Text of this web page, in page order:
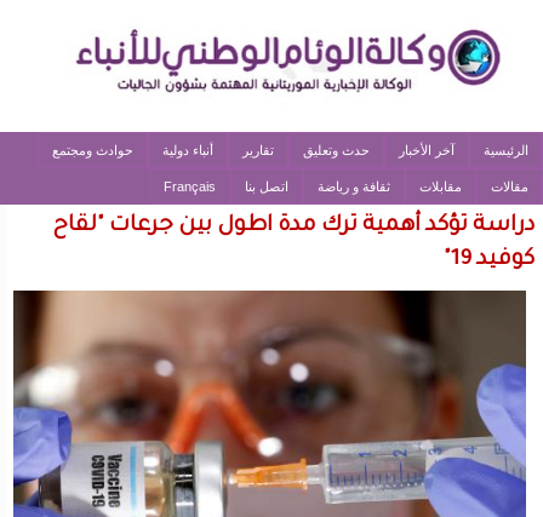
الرئيسية آخر الأخبار حدث وتعليق تقارير أنباء دولية حوادث ومجتمع
مقالات مقابلات ثقافة و رياضة اتصل بنا Français
دراسة تؤكد أهمية ترك مدة اطول بين جرعات "لقاح
كوفيد 19"